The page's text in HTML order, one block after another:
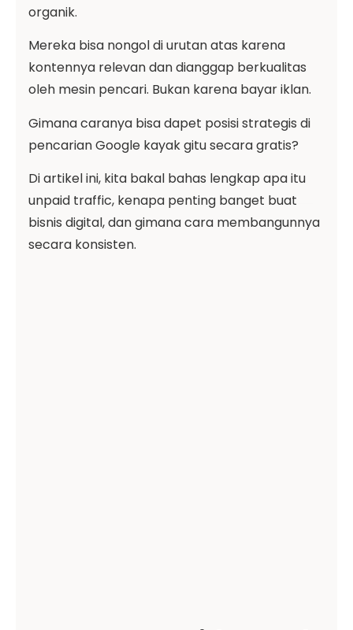
organik.
Mereka bisa nongol di urutan atas karena
kontennya relevan dan dianggap berkualitas
oleh mesin pencari. Bukan karena bayar iklan.
Gimana caranya bisa dapet posisi strategis di
pencarian Google kayak gitu secara gratis?
Di artikel ini, kita bakal bahas lengkap apa itu
unpaid traffic, kenapa penting banget buat
bisnis digital, dan gimana cara membangunnya
secara konsisten.